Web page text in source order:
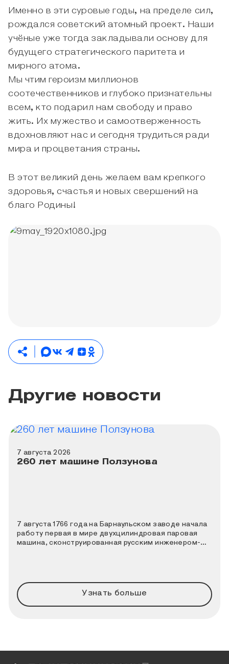
Именно в эти суровые годы, на пределе сил,
рождался советский атомный проект. Наши
учёные уже тогда закладывали основу для
будущего стратегического паритета и
мирного атома.
Мы чтим героизм миллионов
соотечественников и глубоко признательны
всем, кто подарил нам свободу и право
жить. Их мужество и самоотверженность
вдохновляют нас и сегодня трудиться ради
мира и процветания страны.
В этот великий день желаем вам крепкого
здоровья, счастья и новых свершений на
благо Родины!
Другие новости
7 августа 2026
260 лет машине Ползунова
7 августа 1766 года на Барнаульском заводе начала
работу первая в мире двухцилиндровая паровая
машина, сконструированная русским инженером-
Узнать больше